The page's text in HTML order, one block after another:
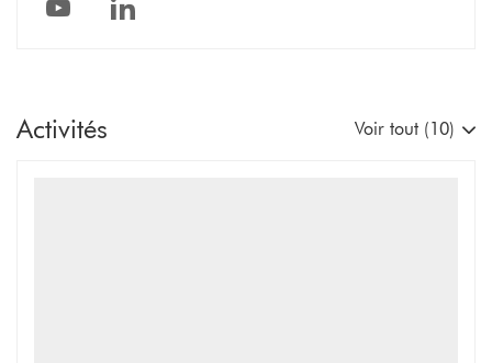
GéotecGéotec
Activités Voir tout (10)